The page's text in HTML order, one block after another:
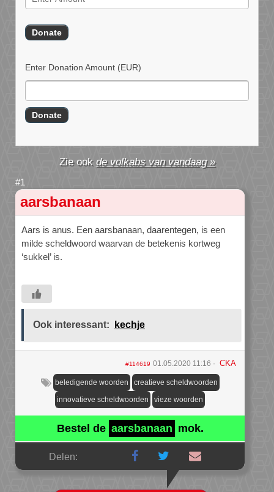
Enter Donation Amount (EUR)
de volkabs van vandaag »
aarsbanaan
Aars is anus. Een aarsbanaan, daarentegen, is een
milde scheldwoord waarvan de betekenis kortweg
‘sukkel’ is.
Ook interessant: kechje
#114619 01.05.2020 11:16 CKA
beledigende woorden creatieve scheldwoorden
innovatieve scheldwoorden vieze woorden
Bestel de aarsbanaan mok.
Delen: